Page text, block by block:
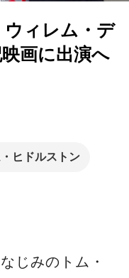
ウィレム・デ
画に出演へ
・ヒドルストン
じみのトム・